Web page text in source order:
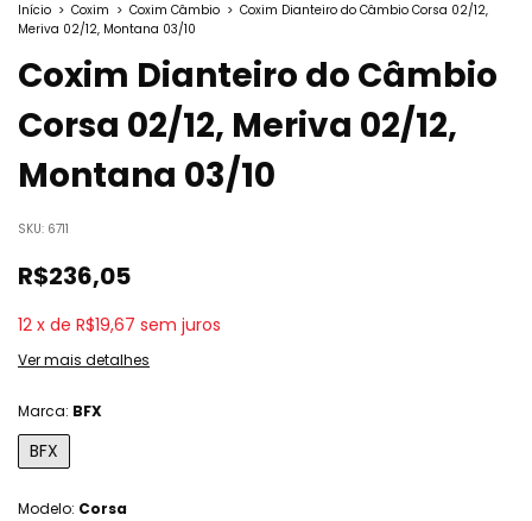
Início > Coxim > Coxim Câmbio > Coxim Dianteiro do Câmbio Corsa 02/12,
Meriva 02/12, Montana 03/10
Coxim Dianteiro do Câmbio
Corsa 02/12, Meriva 02/12,
Montana 03/10
SKU: 6711
R$236,05
12 x de R$19,67 sem juros
Ver mais detalhes
Marca: BFX
BFX
Modelo: Corsa